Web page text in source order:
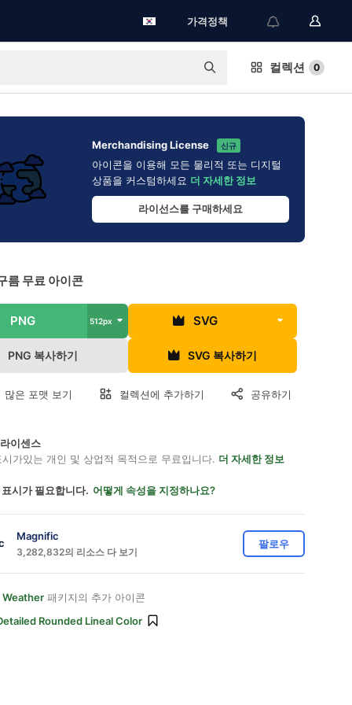
가격정책
컬렉션 0
Merchandising License 신규
아이콘을 이용해 모든 물리적 또는 디지털
상품을 커스텀하세요 더 자세한 정보
라이선스를 구매하세요
름 무료 아이콘
PNG 512px SVG
PNG 복사하기 SVG 복사하기
많은 포맷 보기 컬렉션에 추가하기 공유하기
이센스
가있는 개인 및 상업적 목적으로 무료입니다. 더 자세한 정보
시가 필요합니다. 어떻게 속성을 지정하나요?
Magnific
3,282,832의 리소스 다 보기
팔로우
패키지의 추가 아이콘
Rounded Lineal Color